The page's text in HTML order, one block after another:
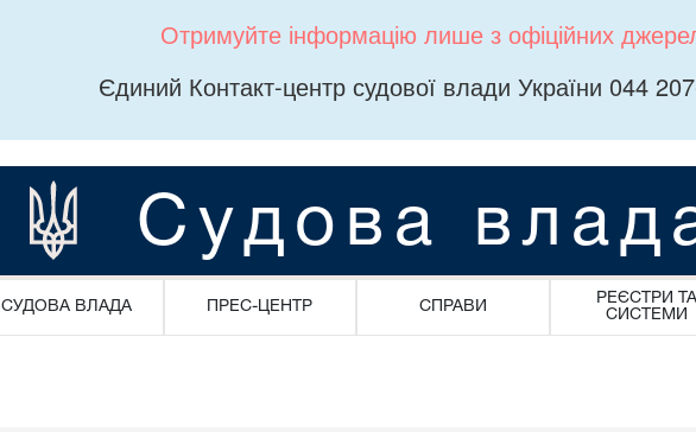
Отримуйте інформацію лише з офіційних
Єдиний Контакт-центр судової влади України 044
Судова
СУДОВА ВЛАДА ПРЕС-ЦЕНТР СПРАВИ
РЕЄСТРИ ТА
СИСТЕМИ